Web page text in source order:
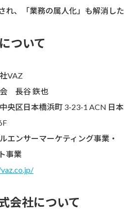
れ、「業務の属人化」も解消した
ついて
VAZ
長谷 鉃也
区日本橋浜町 3-23-1 ACN 日本
エンサーマーケティング事業・
事業
会社について